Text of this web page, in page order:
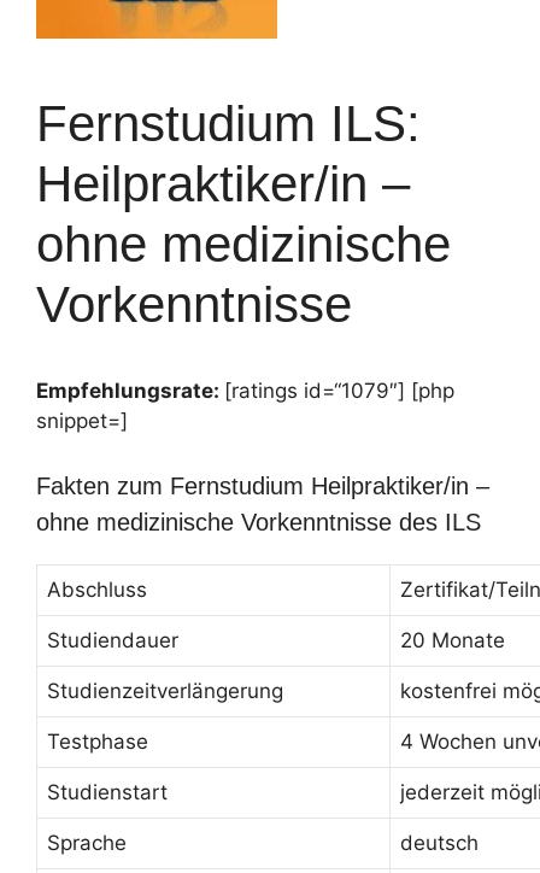
Fernstudium ILS:
Heilpraktiker/in –
ohne medizinische
Vorkenntnisse
Empfehlungsrate: [ratings id=“1079″] [php
snippet=]
Fakten zum Fernstudium Heilpraktiker/in –
ohne medizinische Vorkenntnisse des ILS
Abschluss Zertifikat/
Studiendauer 20 Monate
Studienzeitverlängerung kostenfrei
Testphase 4 Wochen
Studienstart jederzeit
Sprache deutsch